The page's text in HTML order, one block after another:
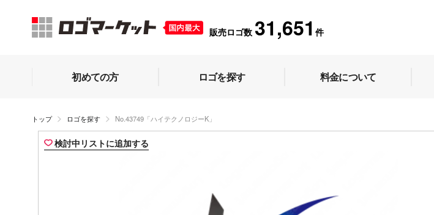
販売ロゴ数 31,651 件
初めての方 ロゴを探す 料金について
トップ ロゴを探す No.43749「ハイテクノロジーK」
検討中リストに追加する